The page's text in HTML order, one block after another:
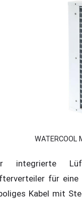
WATERCOOL
integrierte
für eine
Kabel mit